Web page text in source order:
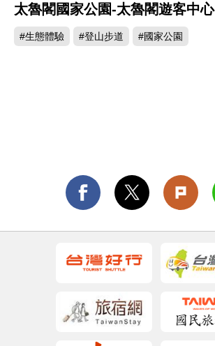
太魯閣國家公園-太魯閣遊客中心
#生態體驗 #登山步道 #國家公園